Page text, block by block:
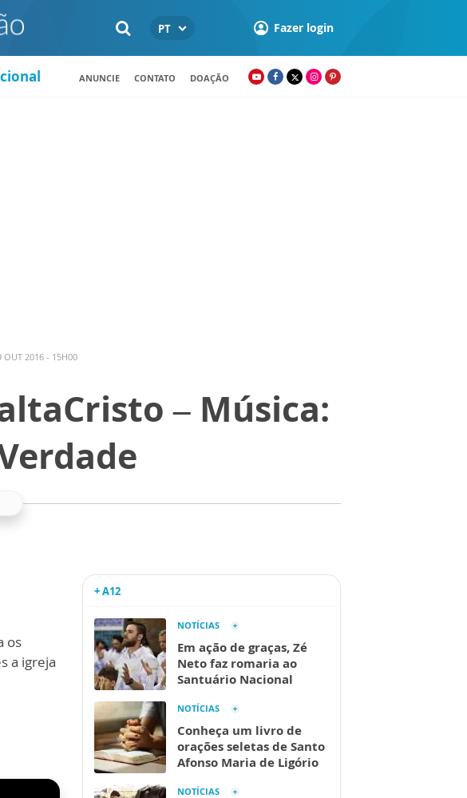
PT Fazer login
ANUNCIE CONTATO DOAÇÃO
OUT 2016 - 15H00
– Música:
os
a igreja
+ A12
NOTÍCIAS
Em ação de graças, Zé
Neto faz romaria ao
Santuário Nacional
NOTÍCIAS
Conheça um livro de
orações seletas de Santo
Afonso Maria de Ligório
NOTÍCIAS